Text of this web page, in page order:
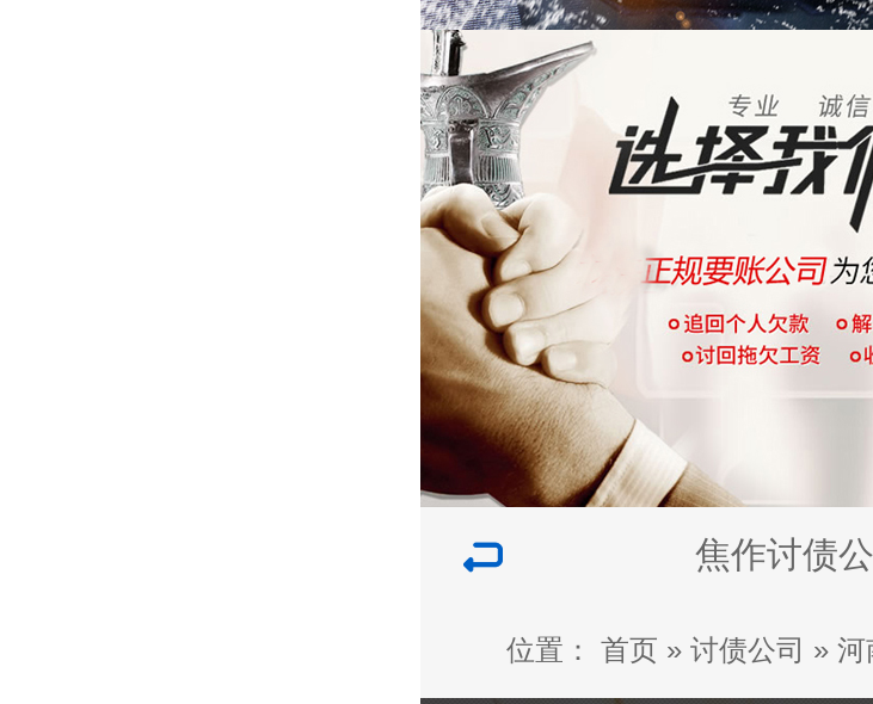
焦作讨债
位置： 首页 » 讨债公司 » 河